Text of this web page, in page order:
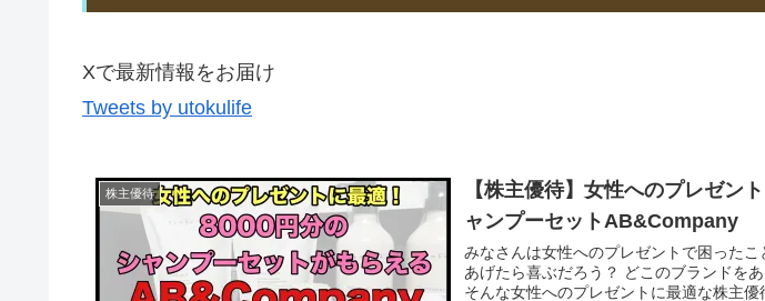
Xで最新情報をお届け
Tweets by utokulife
株主優待
【株主優待】女性へのプレゼン
ャンプーセットAB&Company
みなさんは女性へのプレゼントで困った
あげたら喜ぶだろう？ どこのブランドを
そんな女性へのプレゼントに最適な株主